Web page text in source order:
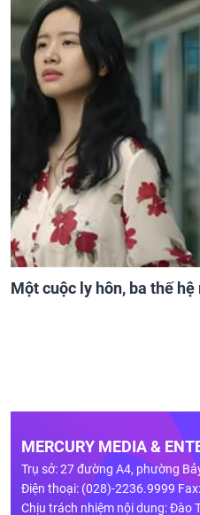
Một cuộc ly hôn, ba thế
MERCURY MEDIA &
Trụ sở: 27 đường A4, phường
Điện thoại: (028)-2236.9999
Chịu trách nhiệm nội dung: Đào